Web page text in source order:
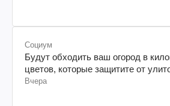
Социум
Будут обходить ваш огород в
цветов, которые защитите от
Вчера